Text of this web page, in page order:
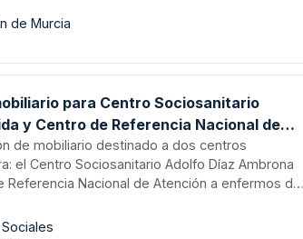
utilizado en prevención y tratamiento de
El contrato se gestiona mediante
de Murcia
para Centro Sociosanitario
y Centro de Referencia Nacional de
de Cáceres
de mobiliario destinado a dos centros
el Centro Sociosanitario Adolfo Díaz Ambrona
Referencia Nacional de Atención a enfermos de
montaje, nivelación, fijación, desmontaje de